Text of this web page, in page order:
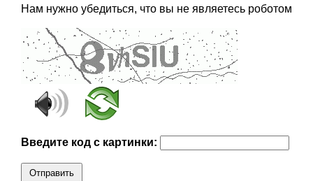
Нам нужно убедиться, что вы не являетесь роботом
Введите код с картинки:
Отправить